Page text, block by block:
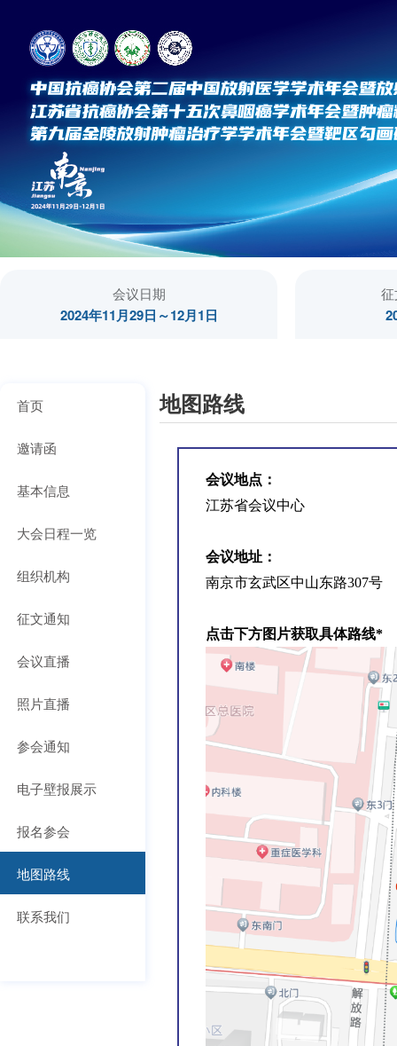
会议日期
2024年11月29日～12月1日
首页
邀请函
基本信息
大会日程一览
组织机构
征文通知
会议直播
照片直播
参会通知
电子壁报展示
报名参会
地图路线
联系我们
地图路线
会议地点：
江苏省会议中心
会议地址：
南京市玄武区中山东路307号
点击下方图片获取具体路线*